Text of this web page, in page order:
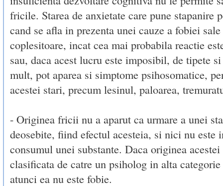
fricile. Starea de anxietate care pune stapanire
cand se afla in prezenta unei cauze a fobiei
coplesitoare, incat cea mai probabila reactie
sau, daca acest lucru este imposibil, de tipete
mult, pot aparea si simptome psihosomatice,
acestei stari, precum lesinul, paloarea,
- Originea fricii nu a aparut ca urmare a unei
deosebite, fiind efectul acesteia, si nici nu este
consumul unei substante. Daca originea
clasificata de catre un psiholog in alta
atunci ea nu este fobie.